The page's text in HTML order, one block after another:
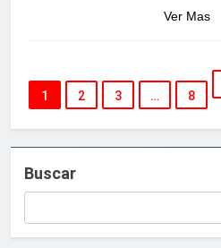
Ver Mas
1 2 3 … 8
Buscar